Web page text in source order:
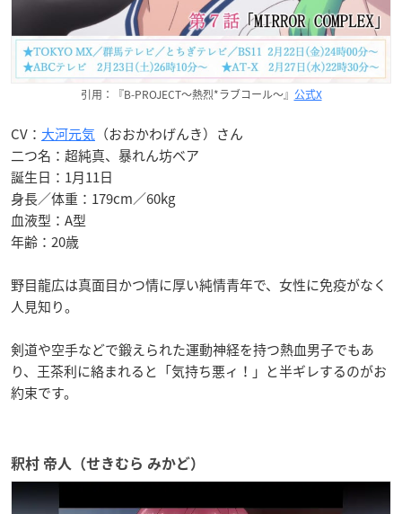
引用：『B-PROJECT〜熱烈*ラブコール〜』 公式X
CV： 大河元気 （おおかわげんき）さん
二つ名：超純真、暴れん坊ベア
誕生日：1月11日
身長／体重：179cm／60kg
血液型：A型
年齢：20歳
野目龍広は真面目かつ情に厚い純情青年で、女性に免疫がなく
人見知り。
剣道や空手などで鍛えられた運動神経を持つ熱血男子でもあ
り、王茶利に絡まれると「気持ち悪ィ！」と半ギレするのがお
約束です。
釈村 帝人（せきむら みかど）